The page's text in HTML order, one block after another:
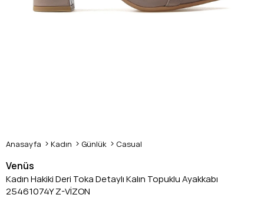
Anasayfa Kadın Günlük Casual
Venüs
Kadın Hakiki Deri Toka Detaylı Kalın Topuklu Ayakkabı
25461074Y Z-VİZON